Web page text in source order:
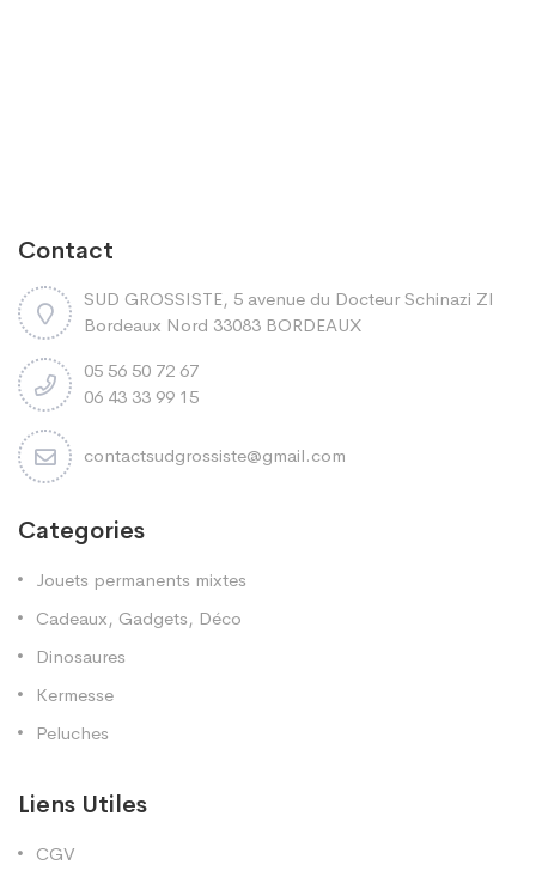
Contact
SUD GROSSISTE, 5 avenue du Docteur Schinazi ZI
Bordeaux Nord 33083 BORDEAUX
05 56 50 72 67
06 43 33 99 15
contactsudgrossiste@gmail.com
Categories
Jouets permanents mixtes
Cadeaux, Gadgets, Déco
Dinosaures
Kermesse
Peluches
Liens Utiles
CGV